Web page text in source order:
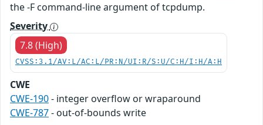
the -F command-line argument of tcpdump.
Severity
7.8 (High)
CVSS:3.1/AV:L/AC:L/PR:N/UI:R/S:U/C:H/I:H/A:H
CWE
CWE-190- integer overflow or wraparound
CWE-787- out-of-bounds write